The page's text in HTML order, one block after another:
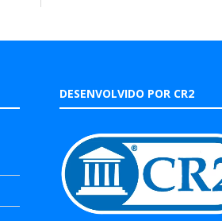
DESENVOLVIDO POR CR2